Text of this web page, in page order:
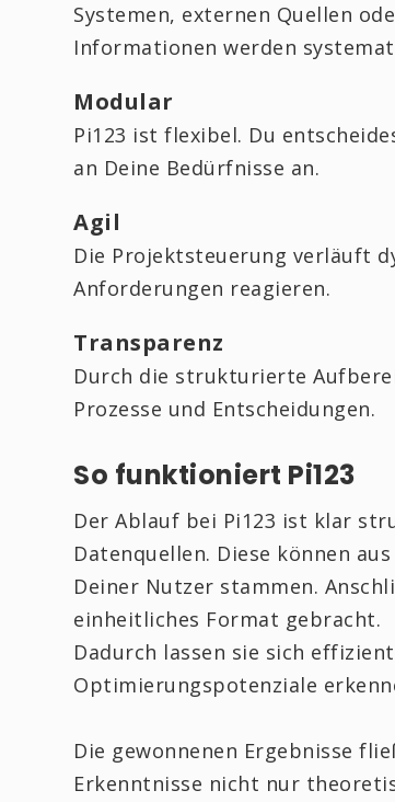
Systemen, externen Quellen
Informationen werden
Modular
Pi123 ist flexibel. Du
an Deine Bedürfnisse an.
Agil
Die Projektsteuerung verläuft
Anforderungen reagieren.
Transparenz
Durch die strukturierte
Prozesse und Entscheidungen.
So funktioniert Pi123
Der Ablauf bei Pi123 ist klar
Datenquellen. Diese können
Deiner Nutzer stammen.
einheitliches Format gebracht.
Dadurch lassen sie sich
Optimierungspotenziale
Die gewonnenen Ergebnisse
Erkenntnisse nicht nur